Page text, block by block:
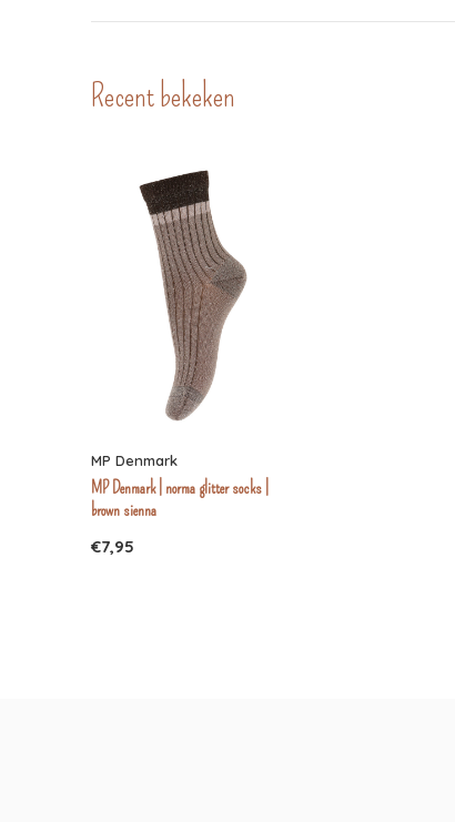
Recent bekeken
MP Denmark
MP Denmark | norma glitter socks |
brown sienna
€7,95